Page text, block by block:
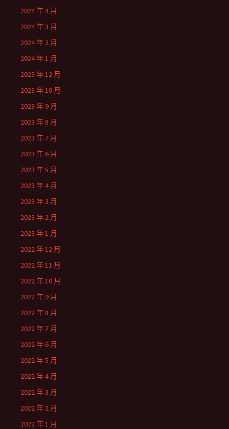
2024 年 4 月
2024 年 3 月
2024 年 2 月
2024 年 1 月
2023 年 12 月
2023 年 10 月
2023 年 9 月
2023 年 8 月
2023 年 7 月
2023 年 6 月
2023 年 5 月
2023 年 4 月
2023 年 3 月
2023 年 2 月
2023 年 1 月
2022 年 12 月
2022 年 11 月
2022 年 10 月
2022 年 9 月
2022 年 8 月
2022 年 7 月
2022 年 6 月
2022 年 5 月
2022 年 4 月
2022 年 3 月
2022 年 2 月
2022 年 1 月